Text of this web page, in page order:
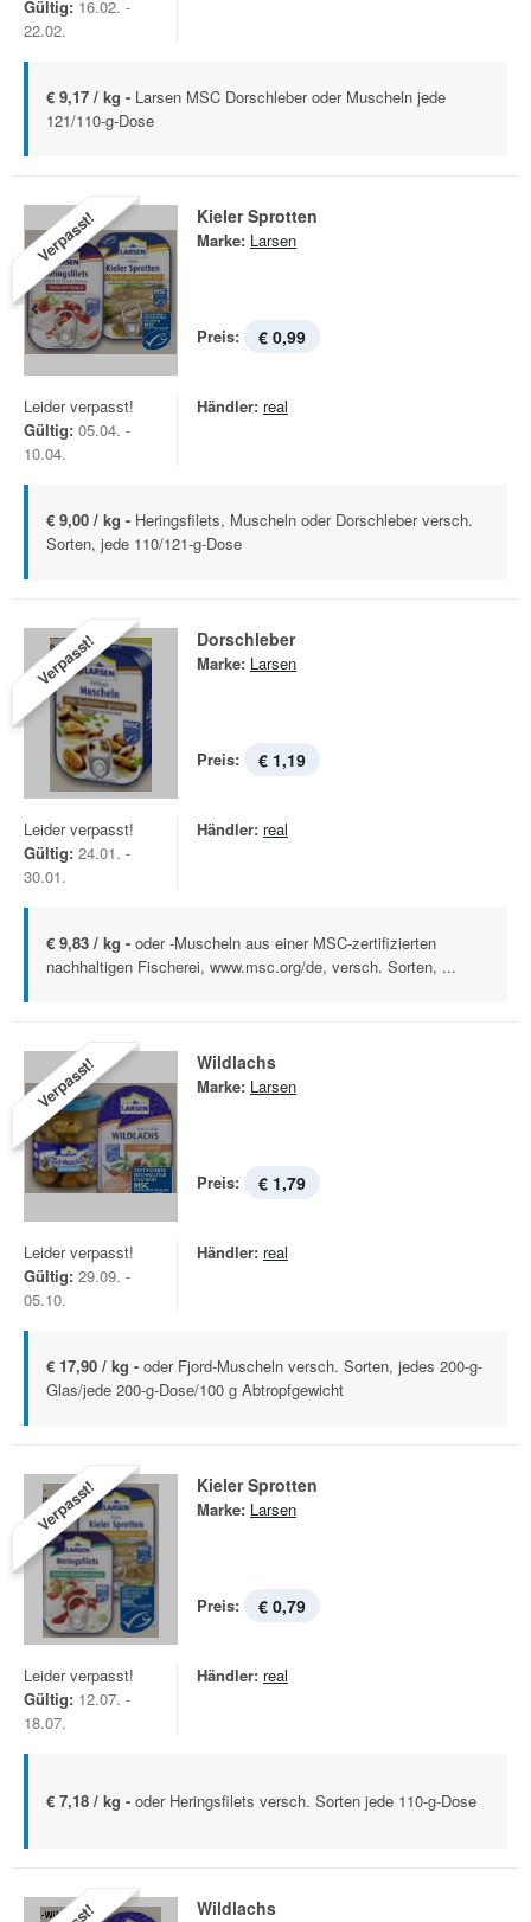
Gültig: 16.02. -
22.02.
€ 9,17 / kg - Larsen MSC Dorschleber oder Muscheln jede
121/110-g-Dose
Verpasst! Kieler Sprotten
Marke: Larsen
Preis: € 0,99
Leider verpasst!
Gültig: 05.04. -
10.04.
Händler: real
€ 9,00 / kg - Heringsfilets, Muscheln oder Dorschleber versch.
Sorten, jede 110/121-g-Dose
Verpasst! Dorschleber
Marke: Larsen
Preis: € 1,19
Leider verpasst!
Gültig: 24.01. -
30.01.
Händler: real
€ 9,83 / kg - oder -Muscheln aus einer MSC-zertifizierten
nachhaltigen Fischerei, www.msc.org/de, versch. Sorten, ...
Verpasst! Wildlachs
Marke: Larsen
Preis: € 1,79
Leider verpasst!
Gültig: 29.09. -
05.10.
Händler: real
€ 17,90 / kg - oder Fjord-Muscheln versch. Sorten, jedes 200-g-
Glas/jede 200-g-Dose/100 g Abtropfgewicht
Verpasst! Kieler Sprotten
Marke: Larsen
Preis: € 0,79
Leider verpasst!
Gültig: 12.07. -
18.07.
Händler: real
€ 7,18 / kg - oder Heringsfilets versch. Sorten jede 110-g-Dose
Wildlachs